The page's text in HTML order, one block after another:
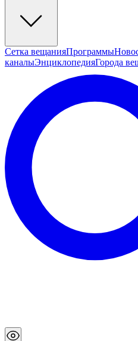
Сетка вещанияПрограммы
каналыЭнциклопедияГорода